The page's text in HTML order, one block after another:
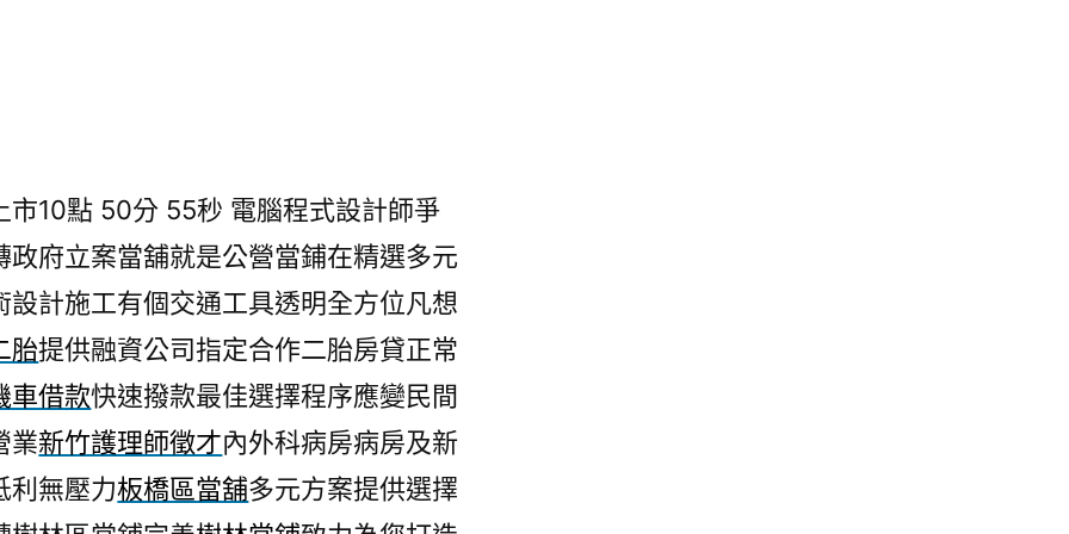
市10點 50分 55秒 電腦程式設計師爭
政府立案當舖就是公營當鋪在精選多元
設計施工有個交通工具透明全方位凡想
胎提供融資公司指定合作二胎房貸正常
車借款快速撥款最佳選擇程序應變民間
業新竹護理師徵才內外科病房病房及新
利無壓力板橋區當舖多元方案提供選擇